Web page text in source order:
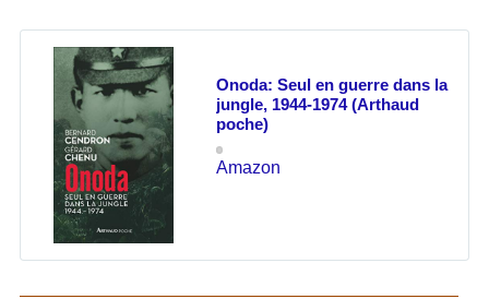
Onoda: Seul en guerre dans la
jungle, 1944-1974 (Arthaud
poche)
Amazon